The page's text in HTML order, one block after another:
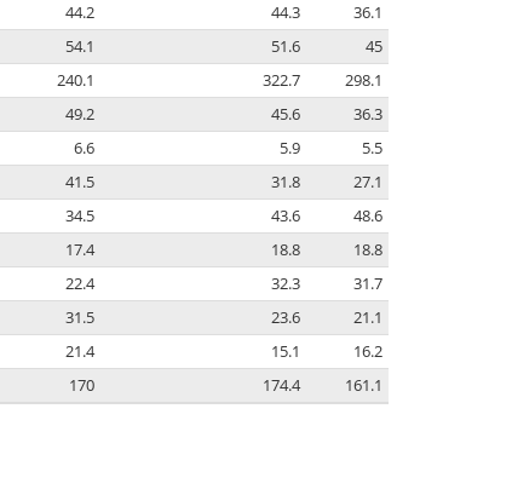
44.2 44.3
36.1
54.1 51.6
45
240.1 322.7
298.1
49.2 45.6
36.3
6.6 5.9
5.5
41.5 31.8
27.1
34.5 43.6
48.6
17.4 18.8
18.8
22.4 32.3
31.7
31.5 23.6
21.1
21.4 15.1
16.2
170 174.4 161.1